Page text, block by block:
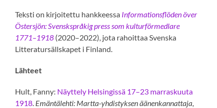
Teksti on kirjoitettu hankkeessa Informationsflöden över
Östersjön: Svenskspråkig press som kulturförmedlare
1771–1918 (2020–2022), jota rahoittaa Svenska
Litteratursällskapet i Finland.
Lähteet
Hult, Fanny: Näyttely Helsingissä 17–23 marraskuuta
1918 Emäntälehti: Martta-yhdistyksen äänenkannattaja